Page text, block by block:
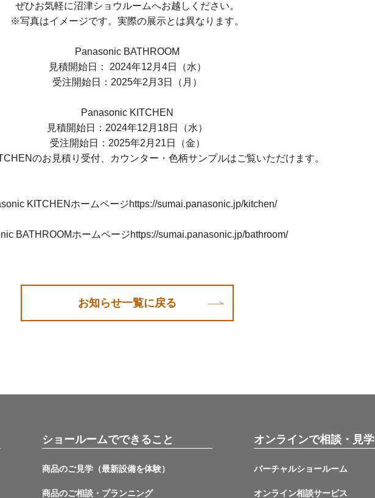
ぜひお気軽に沼津ショウルームへお越しください。
※写真はイメージです。実際の展示とは異なります。
Panasonic BATHROOM
見積開始日： 2024年12月4日（水）
受注開始日：2025年2月3日（月）
Panasonic KITCHEN
見積開始日：2024年12月18日（水）
受注開始日：2025年2月21日（金）
のお見積り受付、カウンター・色柄サンプルはご覧いただけます。
KITCHENホームページ https://sumai.panasonic.jp/kitchen/
BATHROOMホームページ https://sumai.panasonic.jp/bathroom/
お知らせ一覧に戻る
ショールームでできること
商品のご見学（最新設備を体験）
商品のご相談・プランニング
オンラインで相談・見学
バーチャルショールーム
オンライン相談サービス